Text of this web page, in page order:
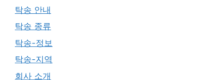
탁송 안내
탁송 종류
탁송-정보
탁송-지역
회사 소개